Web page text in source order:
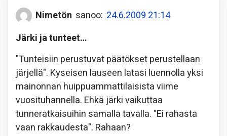
Nimetön sanoo: 24.6.2009 21:14
Järki ja tunteet…
"Tunteisiin perustuvat päätökset perustellaan
järjellä". Kyseisen lauseen latasi luennolla yksi
mainonnan huippuammattilaisista viime
vuosituhannella. Ehkä järki vaikuttaa
tunneratkaisuihin samalla tavalla. "Ei rahasta
vaan rakkaudesta". Rahaan?